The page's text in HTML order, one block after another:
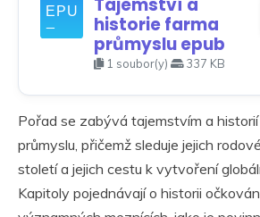
historie farma
průmyslu epub
1 soubor(y) 337 KB
Pořad se zabývá tajemstvím a
průmyslu, přičemž sleduje jejich
století a jejich cestu k vytvoření
Kapitoly pojednávají o historii